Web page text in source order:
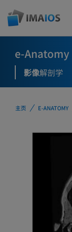
e-Anatomy
影像解剖学
主页 E-ANATOMY